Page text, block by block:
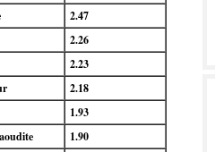
2.47
2.26
2.23
2.18
1.93
1.90